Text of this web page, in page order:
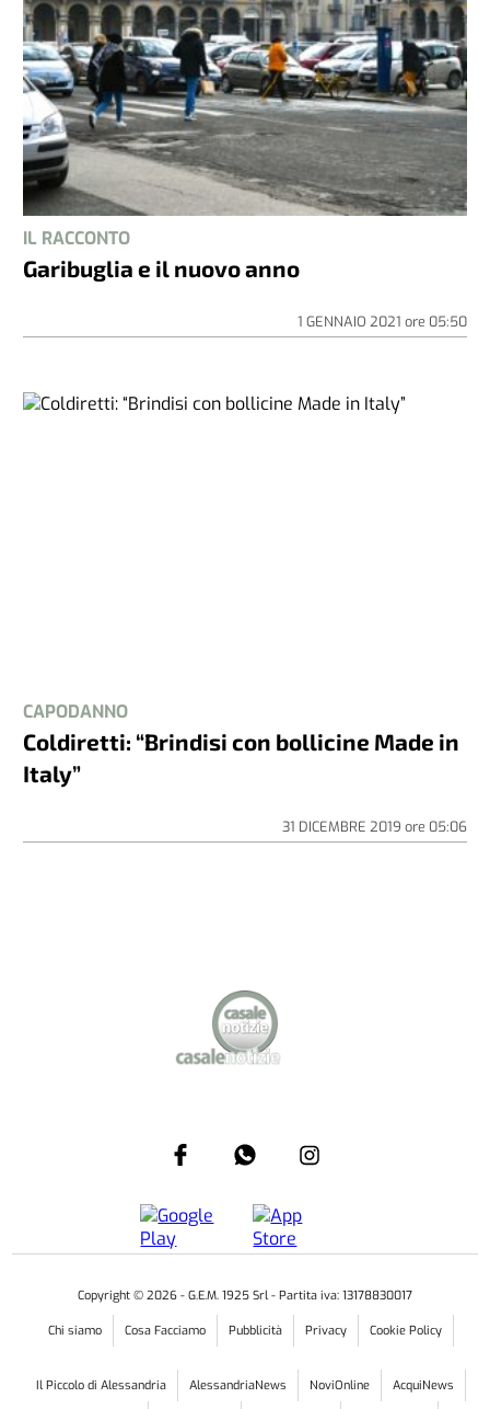
IL RACCONTO
Garibuglia e il nuovo anno
1 GENNAIO 2021 ore 05:50
CAPODANNO
Coldiretti: “Brindisi con bollicine Made in
Italy”
31 DICEMBRE 2019 ore 05:06
Copyright © 2026 - G.E.M. 1925 Srl - Partita iva: 13178830017
Chi siamo Cosa Facciamo Pubblicità Privacy Cookie Policy
Il Piccolo di Alessandria AlessandriaNews NoviOnline
AcquiNews